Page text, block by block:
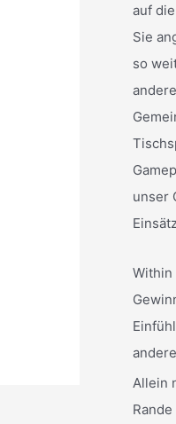
auf
Sie
so
unser
Within
Allein